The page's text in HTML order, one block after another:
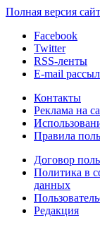
Полная версия
Facebook
Twitter
RSS-ленты
E-mail
Контакты
Реклама на
Правила
Договор
Политика в
данных
Редакция